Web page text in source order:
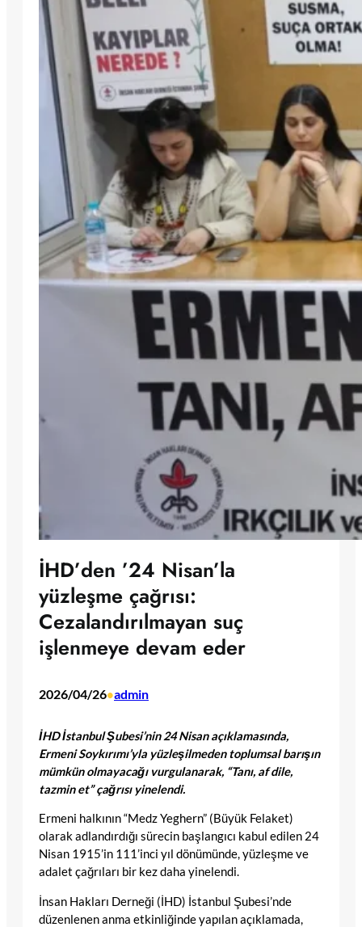
İHD’den ’24 Nisan’la
yüzleşme çağrısı:
Cezalandırılmayan suç
işlenmeye devam eder
2026/04/26•admin
İHD İstanbul Şubesi’nin 24 Nisan açıklamasında,
Ermeni Soykırımı’yla yüzleşilmeden toplumsal barışın
mümkün olmayacağı vurgulanarak, “Tanı, af dile,
tazmin et” çağrısı yinelendi.
Ermeni halkının “Medz Yeghern” (Büyük Felaket)
olarak adlandırdığı sürecin başlangıcı kabul edilen 24
Nisan 1915’in 111’inci yıl dönümünde, yüzleşme ve
adalet çağrıları bir kez daha yinelendi.
İnsan Hakları Derneği (İHD) İstanbul Şubesi’nde
düzenlenen anma etkinliğinde yapılan açıklamada,